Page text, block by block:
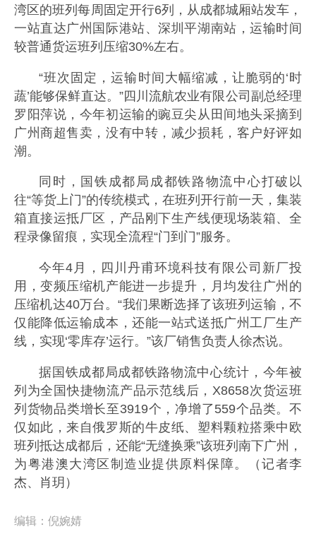
湾区的班列每周固定开行6列，从成都城厢站发车，
一站直达广州国际港站、深圳平湖南站，运输时间
较普通货运班列压缩30%左右。
“班次固定，运输时间大幅缩减，让脆弱的‘时
蔬’能够保鲜直达。”四川流航农业有限公司副总经理
罗阳萍说，今年初运输的豌豆尖从田间地头采摘到
广州商超售卖，没有中转，减少损耗，客户好评如
潮。
同时，国铁成都局成都铁路物流中心打破以
往“等货上门”的传统模式，在班列开行前一天，集装
箱直接运抵厂区，产品刚下生产线便现场装箱、全
程录像留痕，实现全流程“门到门”服务。
今年4月，四川丹甫环境科技有限公司新厂投
用，变频压缩机产能进一步提升，月均发往广州的
压缩机达40万台。“我们果断选择了该班列运输，不
仅能降低运输成本，还能一站式送抵广州工厂生产
线，实现‘零库存’运行。”该厂销售负责人徐杰说。
据国铁成都局成都铁路物流中心统计，今年被
列为全国快捷物流产品示范线后，X8658次货运班
列货物品类增长至3919个，净增了559个品类。不
仅如此，来自俄罗斯的牛皮纸、塑料颗粒搭乘中欧
班列抵达成都后，还能“无缝换乘”该班列南下广州，
为粤港澳大湾区制造业提供原料保障。（记者李
杰、肖玥）
编辑： 倪婉婧